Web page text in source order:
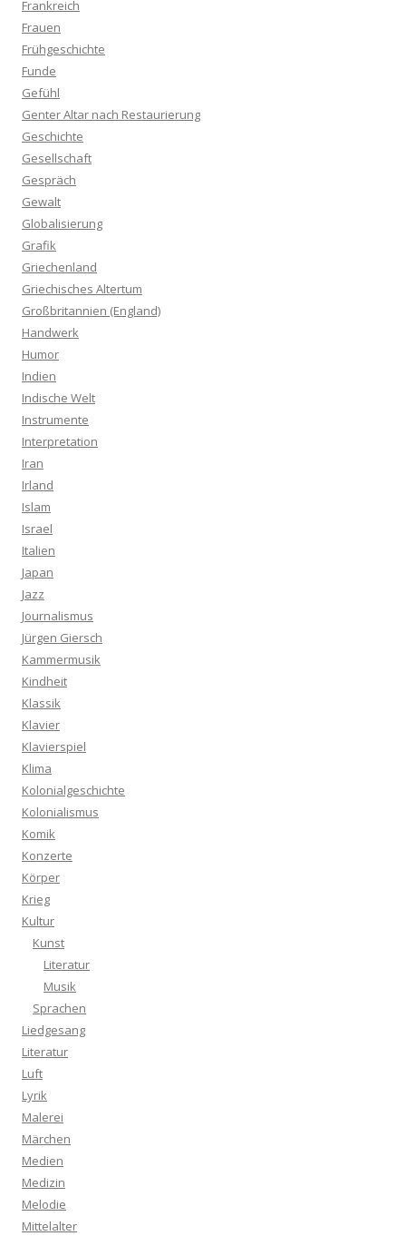
Frankreich
Frauen
Frühgeschichte
Funde
Gefühl
Genter Altar nach Restaurierung
Geschichte
Gesellschaft
Gespräch
Gewalt
Globalisierung
Grafik
Griechenland
Griechisches Altertum
Großbritannien (England)
Handwerk
Humor
Indien
Indische Welt
Instrumente
Interpretation
Iran
Irland
Islam
Israel
Italien
Japan
Jazz
Journalismus
Jürgen Giersch
Kammermusik
Kindheit
Klassik
Klavier
Klavierspiel
Klima
Kolonialgeschichte
Kolonialismus
Komik
Konzerte
Körper
Krieg
Kultur
Kunst
Literatur
Musik
Sprachen
Liedgesang
Literatur
Luft
Lyrik
Malerei
Märchen
Medien
Medizin
Melodie
Mittelalter